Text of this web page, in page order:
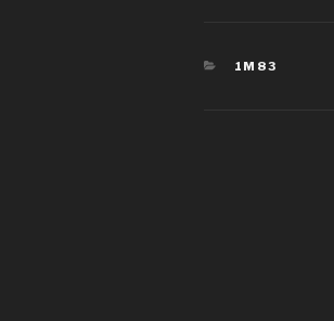
1M83